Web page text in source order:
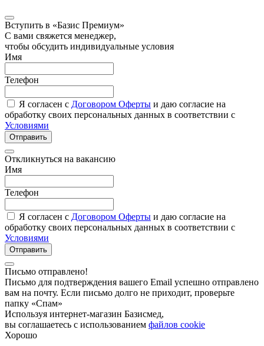
Вступить в «Базис Премиум»
С вами свяжется менеджер,
чтобы обсудить индивидуальные условия
Имя
Телефон
Я согласен с Договором Оферты и даю согласие на
обработку своих персональных данных в соответствии с
Условиями
Отправить
Откликнуться на вакансию
Имя
Телефон
Я согласен с Договором Оферты и даю согласие на
обработку своих персональных данных в соответствии с
Условиями
Отправить
Письмо отправлено!
Письмо для подтверждения вашего Email успешно отправлено
вам на почту. Если письмо долго не приходит, проверьте
папку «Спам»
Используя интернет-магазин Базисмед,
вы соглашаетесь с использованием файлов cookie
Хорошо